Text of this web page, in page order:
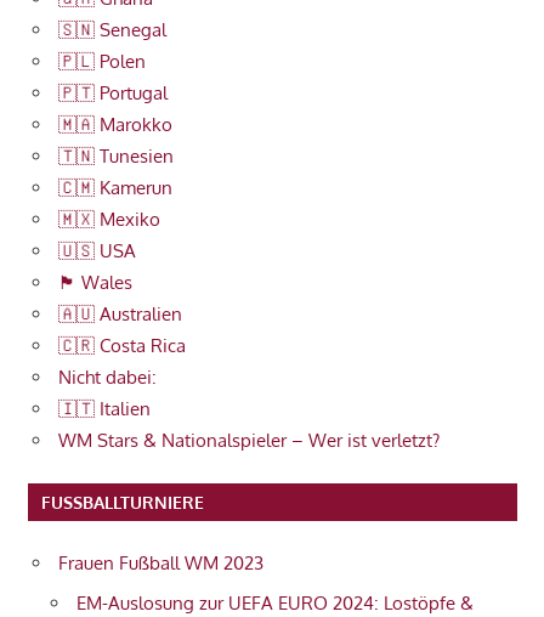
🇸🇳 Senegal
🇵🇱 Polen
🇵🇹 Portugal
🇲🇦 Marokko
🇹🇳 Tunesien
🇨🇲 Kamerun
🇲🇽 Mexiko
🇺🇸 USA
🏴󠁧󠁢󠁷󠁬󠁳󠁿 Wales
🇦🇺 Australien
🇨🇷 Costa Rica
Nicht dabei:
🇮🇹 Italien
WM Stars & Nationalspieler – Wer ist verletzt?
FUSSBALLTURNIERE
Frauen Fußball WM 2023
EM-Auslosung zur UEFA EURO 2024: Lostöpfe &